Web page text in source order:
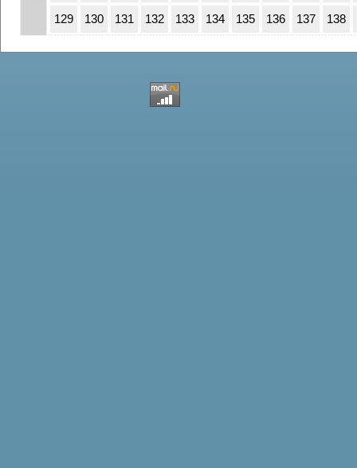
129 130 131 132 133 134 135 136 137 138